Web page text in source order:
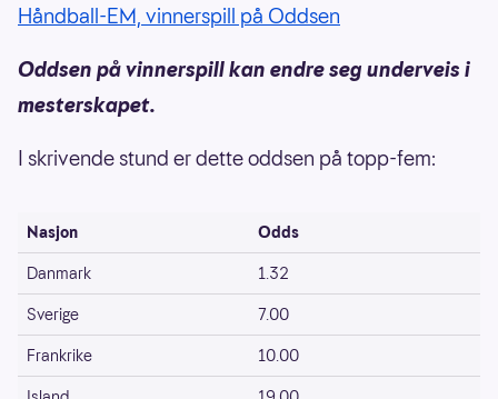
Håndball-EM, vinnerspill på Oddsen
Oddsen på vinnerspill kan endre seg underveis i
mesterskapet.
I skrivende stund er dette oddsen på topp-fem:
Nasjon
Odds
Danmark
1.32
Sverige
7.00
Frankrike
10.00